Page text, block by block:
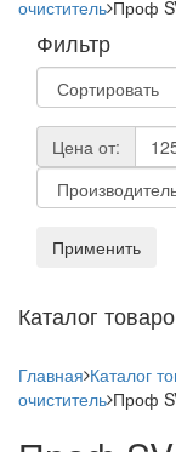
очиститель Проф
Фильтр
Цена от:
Применить
Каталог
Главная Каталог
очиститель Проф